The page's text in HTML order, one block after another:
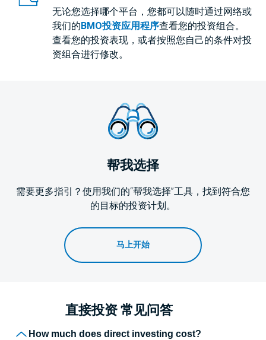
无论您选择哪个平台，您都可以随时通过网络或
我们的BMO投资应用程序查看您的投资组合。
查看您的投资表现，或者按照您自己的条件对投
资组合进行修改。
帮我选择
需要更多指引？使用我们的“帮我选择”工具，找到符合您
的目标的投资计划。
马上开始
直接投资常见问答
How much does direct investing cost?